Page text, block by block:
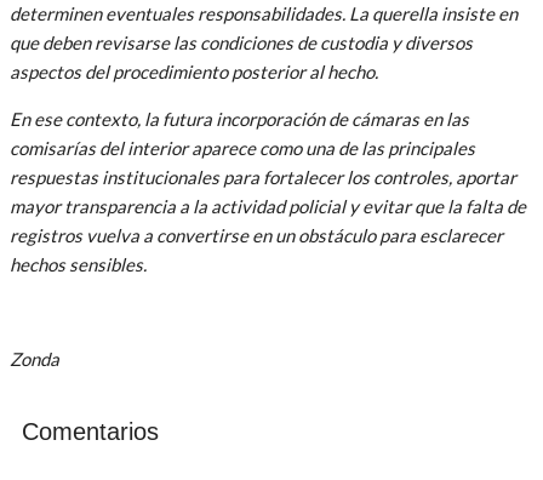
determinen eventuales responsabilidades. La querella insiste en
que deben revisarse las condiciones de custodia y diversos
aspectos del procedimiento posterior al hecho.
En ese contexto, la futura incorporación de cámaras en las
comisarías del interior aparece como una de las principales
respuestas institucionales para fortalecer los controles, aportar
mayor transparencia a la actividad policial y evitar que la falta de
registros vuelva a convertirse en un obstáculo para esclarecer
hechos sensibles.
Zonda
Comentarios